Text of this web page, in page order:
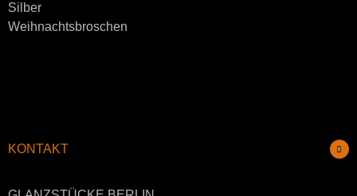
Silber
Weihnachtsbroschen
KONTAKT